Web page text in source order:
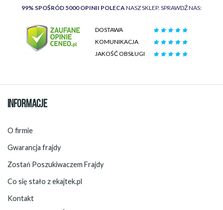
99% SPOŚRÓD 5000 OPINII POLECA NASZ SKLEP. SPRAWDŹ NAS:
DOSTAWA
KOMUNIKACJA
JAKOŚĆ OBSŁUGI
INFORMACJE
O firmie
Gwarancja frajdy
Zostań Poszukiwaczem Frajdy
Co się stało z ekajtek.pl
Kontakt